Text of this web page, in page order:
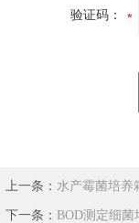
验证码：
上一条： 水产霉菌培养
下一条： BOD测定细菌